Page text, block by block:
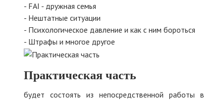
- FAI - дружная семья
- Нештатные ситуации
- Психологическое давление и как с ним бороться
- Штрафы и многое другое
Практическая часть
будет состоять из непосредственной работы в